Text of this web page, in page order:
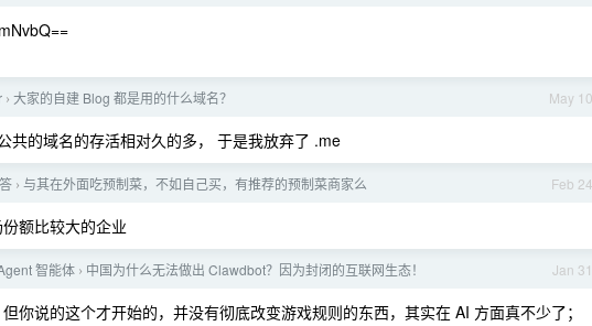
May 10
› 大家的自建 Blog 都是用的什么域名？
共的域名的存活相对久的多， 于是我放弃了 .me
Feb 24
› 与其在外面吃预制菜，不如自己买，有推荐的预制菜商家么
额比较大的企业
Jan 31
智能体 › 中国为什么无法做出 Clawdbot？因为封闭的互联网生态！
你说的这个才开始的，并没有彻底改变游戏规则的东西，其实在 AI 方面真不少了；